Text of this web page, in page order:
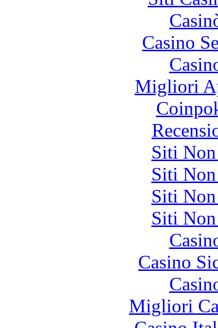
Casino
Migliori
Siti
Siti
Siti
Siti
Casino
Migliori